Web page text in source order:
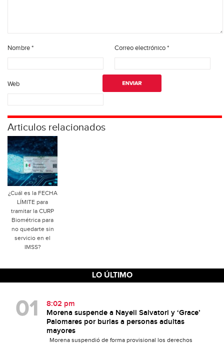
Nombre* Correo electrónico*
Web
Articulos relacionados
¿Cuál es la FECHA
LÍMITE para
tramitar la CURP
Biométrica para
no quedarte sin
servicio en el
IMSS?
LO ÚLTIMO
8:02 pm
Morena suspende a Nayeli Salvatori y ‘Grace’
Palomares por burlas a personas adultas
mayores
Morena suspendió de forma provisional los derechos